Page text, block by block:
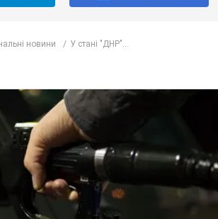
новини У стані "ДНР"...